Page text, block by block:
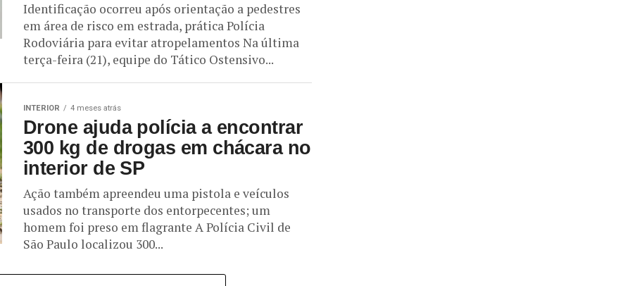
Identificação ocorreu após orientação a pedestres
em área de risco em estrada, prática Polícia
Rodoviária para evitar atropelamentos Na última
terça-feira (21), equipe do Tático Ostensivo...
INTERIOR 4 meses atrás
Drone ajuda polícia a encontrar
300 kg de drogas em chácara no
interior de SP
Ação também apreendeu uma pistola e veículos
usados no transporte dos entorpecentes; um
homem foi preso em flagrante A Polícia Civil de
São Paulo localizou 300...